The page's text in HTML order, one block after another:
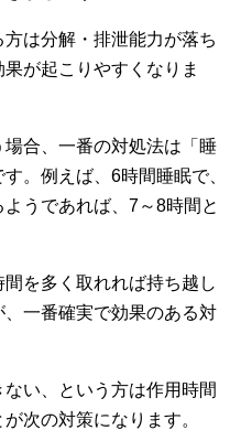
は分解・排泄能力が落ち
が起こりやすくなりま
合、一番の対処法は「睡
。例えば、6時間睡眠で、
うであれば、7～8時間と
を多く取れれば持ち越し
一番確実で効果のある対
い、という方は作用時間
次の対策になります。